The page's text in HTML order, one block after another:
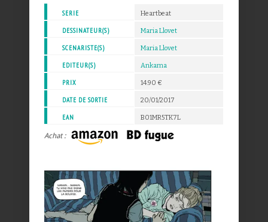
SERIE Heartbeat
DESSINATEUR(S) Maria Llovet
SCENARISTE(S) Maria Llovet
EDITEUR(S) Ankama
PRIX 14.90 €
DATE DE SORTIE 20/01/2017
EAN B01MR5TK7L
Achat :